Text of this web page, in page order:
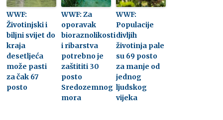
WWF:
Životinjski i
biljni svijet do
kraja
desetljeća
može pasti
za čak 67
posto
WWF: Za
oporavak
bioraznolikosti
i ribarstva
potrebno je
zaštititi 30
posto
Sredozemnog
mora
WWF:
Populacije
divljih
životinja pale
su 69 posto
za manje od
jednog
ljudskog
vijeka